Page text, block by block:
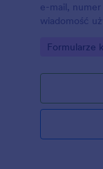
e-mail,
wiadomość
stopką.
szablonu.
kolory i
niego
Go to
Formularze